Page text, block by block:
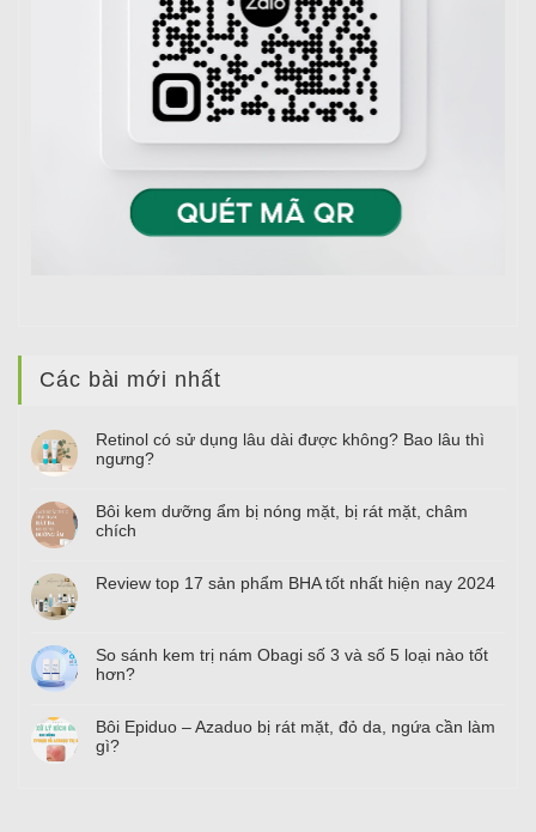
Các bài mới nhất
Retinol có sử dụng lâu dài được không? Bao lâu thì
ngưng?
Bôi kem dưỡng ẩm bị nóng mặt, bị rát mặt, châm
chích
Review top 17 sản phẩm BHA tốt nhất hiện nay 2024
So sánh kem trị nám Obagi số 3 và số 5 loại nào tốt
hơn?
Bôi Epiduo – Azaduo bị rát mặt, đỏ da, ngứa cần làm
gì?